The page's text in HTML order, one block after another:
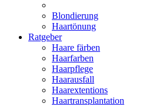
Blondierung
Haartönung
Ratgeber
Haare färben
Haarfarben
Haarpflege
Haarausfall
Haarextentions
Haartransplantation